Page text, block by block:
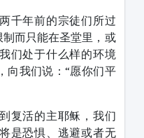
千年前的宗徒们所过
制而只能在圣堂里，或
们处于什么样的环境
向我们说：“愿你们平
复活的主耶稣，我们
是恐惧、逃避或者无